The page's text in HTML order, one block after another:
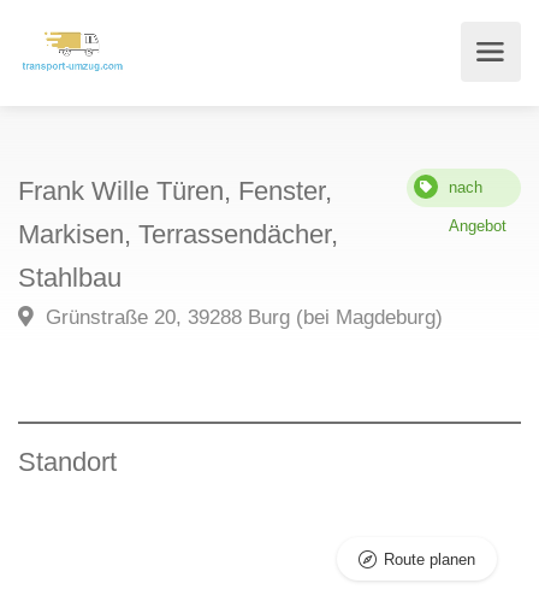
Frank Wille Türen, Fenster,
Markisen, Terrassendächer,
Stahlbau
nach
Angebot
Grünstraße 20, 39288 Burg (bei Magdeburg)
Standort
Route planen